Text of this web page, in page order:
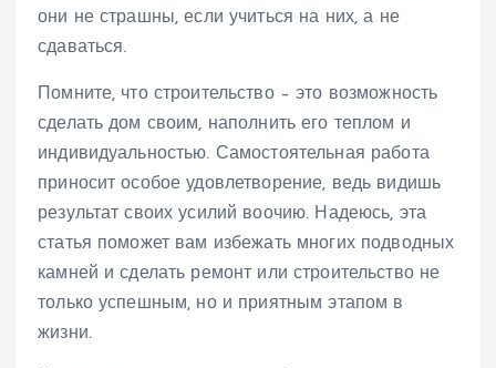
они не страшны, если учиться на них, а не
сдаваться.
Помните, что строительство – это возможность
сделать дом своим, наполнить его теплом и
индивидуальностью. Самостоятельная работа
приносит особое удовлетворение, ведь видишь
результат своих усилий воочию. Надеюсь, эта
статья поможет вам избежать многих подводных
камней и сделать ремонт или строительство не
только успешным, но и приятным этапом в
жизни.